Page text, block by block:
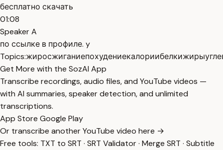
бесплатно скачать
01:08
Speaker A
по ссылке в профиле. y
Topics:жиросжиганиепохудениекалориибелкижиры
Get More with the SozAI App
Transcribe recordings, audio files, and YouTube videos —
with AI summaries, speaker detection, and unlimited
transcriptions.
App Store Google Play
Or transcribe another YouTube video here →
Free tools: TXT to SRT · SRT Validator· Merge SRT · Subtitle